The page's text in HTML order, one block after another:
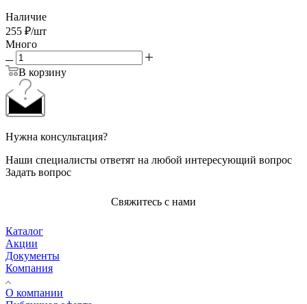
Наличие
255 ₽/шт
Много
В корзину
Нужна консультация?
Наши специалисты ответят на любой интересующий вопрос
Задать вопрос
Свяжитесь с нами
Каталог
Акции
Документы
Компания
О компании